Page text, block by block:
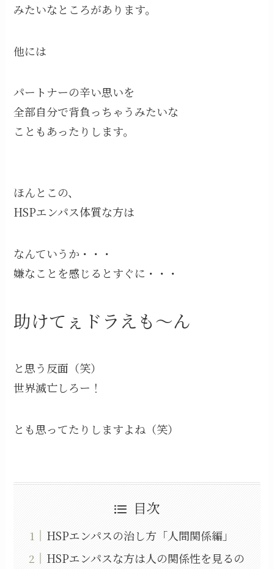
みたいなところがあります。
他には
パートナーの辛い思いを
全部自分で背負っちゃうみたいな
こともあったりします。
ほんとこの、
HSPエンパス体質な方は
なんていうか・・・
嫌なことを感じるとすぐに・・・
助けてぇドラえも～ん
と思う反面（笑）
世界滅亡しろー！
とも思ってたりしますよね（笑）
目次
HSPエンパスの治し方「人間関係編」
HSPエンパスな方は人の関係性を見るの